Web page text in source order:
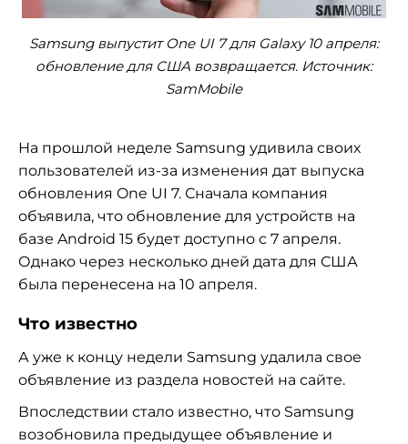
Samsung выпустит One UI 7 для Galaxy 10 апреля:
обновление для США возвращается. Источник:
SamMobile
На прошлой неделе Samsung удивила своих
пользователей из-за изменения дат выпуска
обновления One UI 7. Сначала компания
объявила, что обновление для устройств на
базе Android 15 будет доступно с 7 апреля.
Однако через несколько дней дата для США
была перенесена на 10 апреля.
Что известно
А уже к концу недели Samsung удалила свое
объявление из раздела новостей на сайте.
Впоследствии стало известно, что Samsung
возобновила предыдущее объявление и